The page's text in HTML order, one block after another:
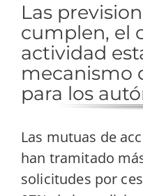
Las
cumplen, el
actividad
mecanismo
para los
Las mutuas de
han tramitado
solicitudes por